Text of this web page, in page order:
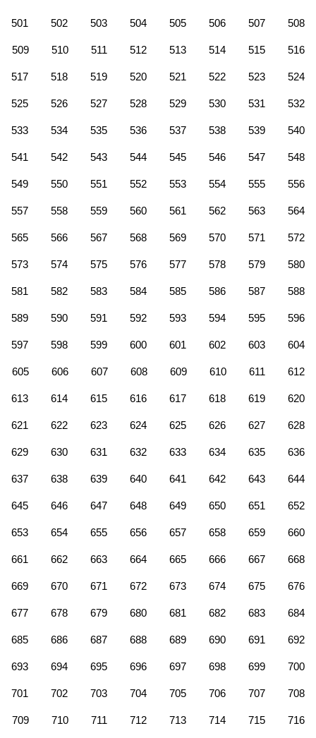
501 502 503 504 505 506 507 508
509 510 511 512 513 514 515 516
517 518 519 520 521 522 523 524
525 526 527 528 529 530 531 532
533 534 535 536 537 538 539 540
541 542 543 544 545 546 547 548
549 550 551 552 553 554 555 556
557 558 559 560 561 562 563 564
565 566 567 568 569 570 571 572
573 574 575 576 577 578 579 580
581 582 583 584 585 586 587 588
589 590 591 592 593 594 595 596
597 598 599 600 601 602 603 604
605 606 607 608 609 610 611 612
613 614 615 616 617 618 619 620
621 622 623 624 625 626 627 628
629 630 631 632 633 634 635 636
637 638 639 640 641 642 643 644
645 646 647 648 649 650 651 652
653 654 655 656 657 658 659 660
661 662 663 664 665 666 667 668
669 670 671 672 673 674 675 676
677 678 679 680 681 682 683 684
685 686 687 688 689 690 691 692
693 694 695 696 697 698 699 700
701 702 703 704 705 706 707 708
709 710 711 712 713 714 715 716